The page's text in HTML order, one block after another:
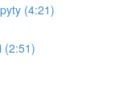
(4:21)
(2:51)